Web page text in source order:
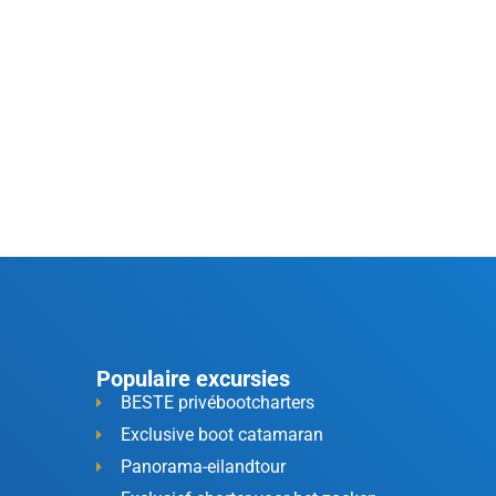
Populaire excursies
BESTE privébootcharters
Exclusive boot catamaran
Panorama-eilandtour